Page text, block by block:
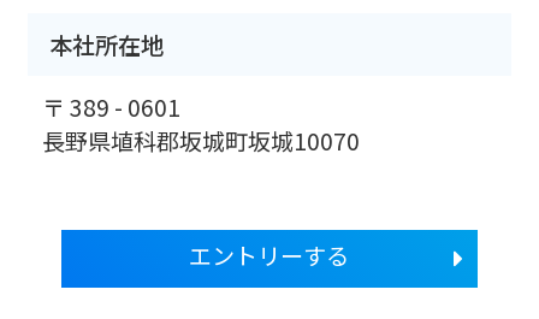
本社所在地
〒 389 - 0601
長野県埴科郡坂城町坂城10070
エントリーする